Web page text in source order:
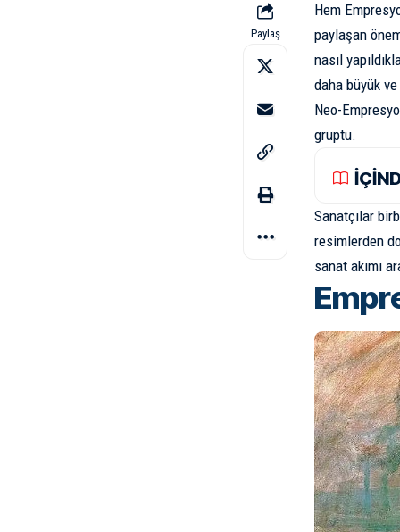
Paylaş
Hem
paylaşan
nasıl
daha büyük ve
Neo-
gruptu.
Sanatçılar
resimlerden
sanat akımı